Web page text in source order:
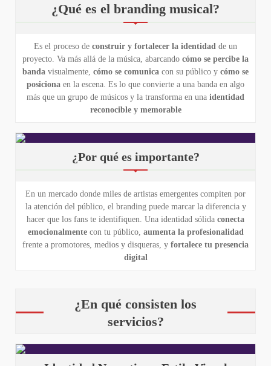
¿Qué es el branding musical?
Es el proceso de construir y fortalecer la identidad de un
proyecto. Va más allá de la música, abarcando cómo se percibe la
banda visualmente, cómo se comunica con su público y cómo se
posiciona en la escena. Es lo que convierte a una banda en algo
más que un grupo de músicos y la transforma en una identidad
reconocible y memorable
¿Por qué es importante?
En un mercado donde miles de artistas emergentes compiten por
la atención del público, el branding puede marcar la diferencia y
hacer que los fans te identifiquen. Una identidad sólida conecta
emocionalmentecon tu público, aumenta la profesionalidad
frente a promotores, medios y disqueras, y fortalece tu presencia
digital
¿En qué consisten los
servicios?